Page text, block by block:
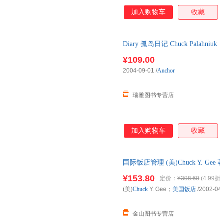
国家有120多个授权机构为饭
证书在饭店业内享有最高的专
实务，提高饭店经营和管理的
加入购物车 收藏
Diary 孤岛日记 Chuck Palahniuk
¥109.00
瑞雅图书专营店
2004-09-01 /Anchor
加入购物车 收藏
国际饭店管理 (美)Chuck Y.
¥153.80 定价： ¥308.60 (4.99
金山图书专营店
(美)Chuck Y. Gee； 美国饭店 /2002-